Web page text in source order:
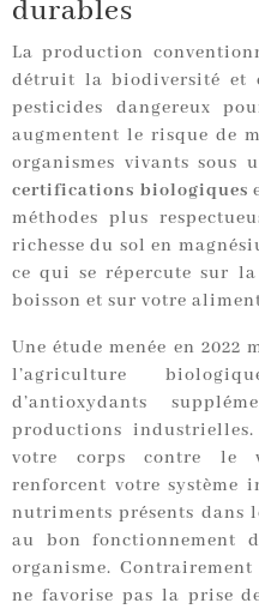
durables
La production
détruit la biodiversité et
pesticides dangereux
augmentent le risque de
organismes vivants sous
certifications biologiques
méthodes plus
richesse du sol en
ce qui se répercute sur
boisson et sur votre
Une étude menée en 2022
l’agriculture
d’antioxydants
productions
votre corps contre le
renforcent votre système
nutriments présents dans
au bon fonctionnement
organisme.
ne favorise pas la prise